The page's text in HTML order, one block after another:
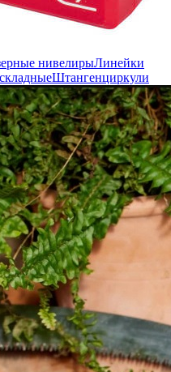
нивелирыЛинейки
Штангенциркули